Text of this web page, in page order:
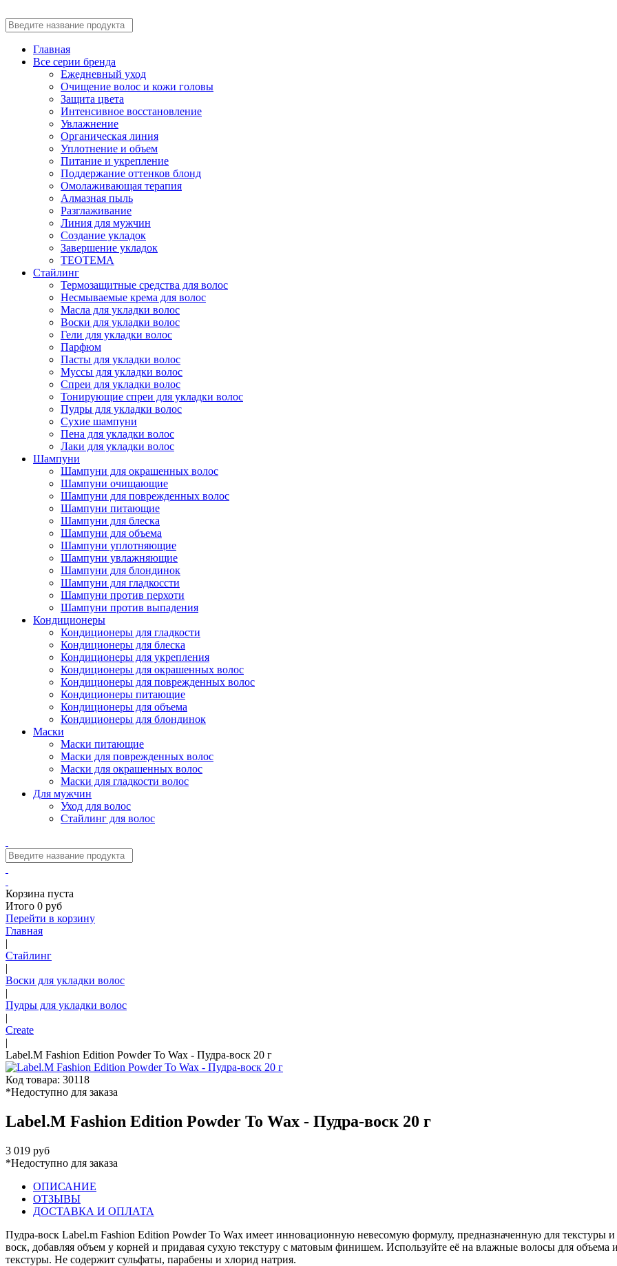
Главная
Все серии бренда
Ежедневный уход
Очищение волос и кожи головы
Защита цвета
Интенсивное восстановление
Увлажнение
Органическая линия
Уплотнение и объем
Питание и укрепление
Поддержание оттенков блонд
Омолаживающая терапия
Алмазная пыль
Разглаживание
Линия для мужчин
Создание укладок
Завершение укладок
TEOTEMA
Стайлинг
Термозащитные средства для волос
Несмываемые крема для волос
Масла для укладки волос
Воски для укладки волос
Гели для укладки волос
Парфюм
Пасты для укладки волос
Муссы для укладки волос
Спреи для укладки волос
Тонирующие спреи для укладки волос
Пудры для укладки волос
Сухие шампуни
Пена для укладки волос
Лаки для укладки волос
Шампуни
Шампуни для окрашенных волос
Шампуни очищающие
Шампуни для поврежденных волос
Шампуни питающие
Шампуни для блеска
Шампуни для объема
Шампуни уплотняющие
Шампуни увлажняющие
Шампуни для блондинок
Шампуни для гладкоссти
Шампуни против перхоти
Шампуни против выпадения
Кондиционеры
Кондиционеры для гладкости
Кондиционеры для блеска
Кондиционеры для укрепления
Кондиционеры для окрашенных волос
Кондиционеры для поврежденных волос
Кондиционеры питающие
Кондиционеры для объема
Кондиционеры для блондинок
Маски
Маски питающие
Маски для поврежденных волос
Маски для окрашенных волос
Маски для гладкости волос
Для мужчин
Уход для волос
Стайлинг для волос
Корзина пуста
Итого 0 руб
Перейти в корзину
Главная
|
Стайлинг
|
Воски для укладки волос
|
Пудры для укладки волос
|
Create
|
Label.M Fashion Edition Powder To Wax - Пудра-воск 20 г
Код товара: 30118
*Недоступно для заказа
Label.M Fashion Edition Powder To Wax - Пудра-воск 20 г
3 019 руб
*Недоступно для заказа
ОПИСАНИЕ
ОТЗЫВЫ
ДОСТАВКА И ОПЛАТА
Пудра-воск Label.m Fashion Edition Powder To Wax имеет инновационную невесомую формулу, предназначенную для текстуры
воск, добавляя объем у корней и придавая сухую текстуру с матовым финишем. Используйте её на влажные волосы для
текстуры. Не содержит сульфаты, парабены и хлорид натрия.